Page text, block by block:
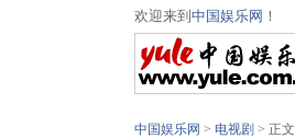
欢迎来到 中国娱乐网 ！
中国娱乐网 > 电视剧 > 正文